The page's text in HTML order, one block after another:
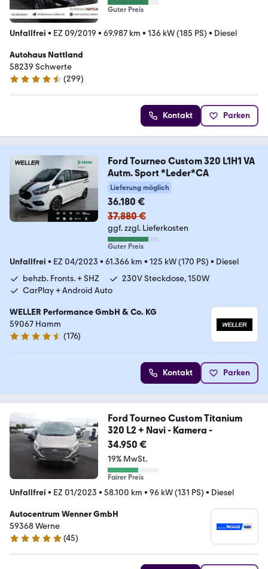
Guter Preis
Unfallfrei • EZ 09/2019 • 69.987 km • 136 kW (185 PS) • Diesel
Autohaus Nattland
58239 Schwerte
4.3 Sterne
(299)
Kontakt Parken
Ford Tourneo Custom 320 L1H1 VA
Autm. Sport *Leder*CA
Lieferung möglich
36.180 €
37.880 €
ggf. zzgl. Lieferkosten
Guter Preis
Unfallfrei • EZ 04/2023 • 61.366 km • 125 kW (170 PS) • Diesel
behzb. Fronts. + SHZ
230V Steckdose, 150W
CarPlay + Android Auto
WELLER Performance GmbH & Co. KG
59067 Hamm
4.6 Sterne
(176)
Kontakt Parken
Ford Tourneo Custom Titanium
320 L2 + Navi - Kamera -
34.950 €
19% MwSt.
Fairer Preis
Unfallfrei • EZ 01/2023 • 58.100 km • 96 kW (131 PS) • Diesel
Autocentrum Wenner GmbH
59368 Werne
5 Sterne
(45)